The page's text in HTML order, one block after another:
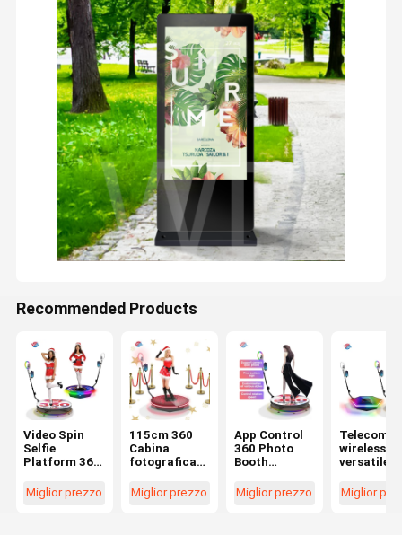
Recommended Products
Video Spin
Selfie
Platform 360
fotografica
automatica
Miglior prezzo
115cm 360
Cabina
fotografica
luce anulare a
LED Controllo
Miglior prezzo
App Control
360 Photo
Booth
rallentatore
rotante
Miglior prezzo
wireless
versatile
girevole a
Miglior